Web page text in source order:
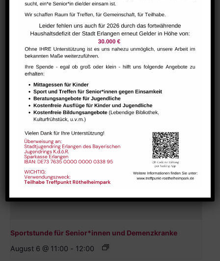
Deutsch-Cafe
August 6 @ 10:00 - 11:30
Sportstunde für Senior*innen und Demenzkranke
August 6 @ 11:00 - 12:00